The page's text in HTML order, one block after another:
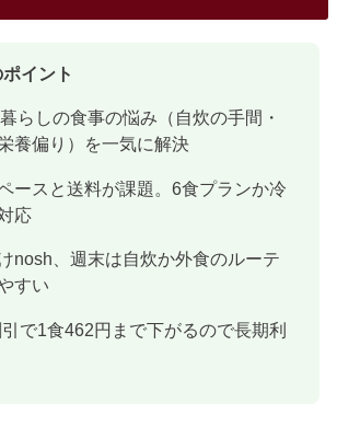
るレンジで5〜7分温めるだけ自分が冷凍弁当を始めた
イント
らしの食事の悩み（自炊の手間・
養偏り）を一気に解決
ースと送料が課題。6食プランか冷
応
nosh、週末は自炊か外食のルーテ
すい
で1食462円まで下がるので長期利